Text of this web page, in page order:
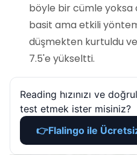
böyle bir cümle yoksa
basit ama etkili
düşmekten kurtuldu ve
7.5'e yükseltti.
Reading hızınızı ve
test etmek ister misiniz?
👉Flalingo ile